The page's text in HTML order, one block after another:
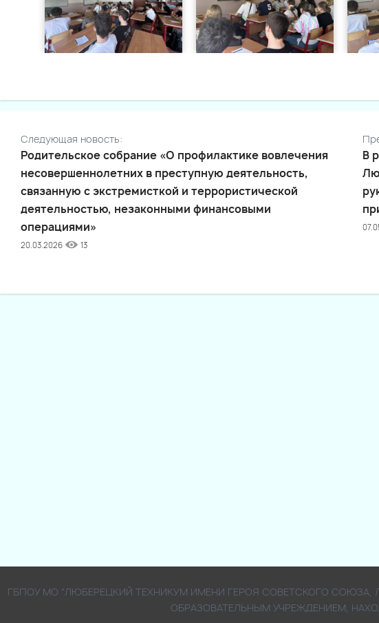
Следующая новость:
Родительское собрание «О профилактике вовлечения
несовершеннолетних в преступную деятельность,
связанную с экстремисткой и террористической
деятельностью, незаконными финансовыми
операциями»
20.03.2026 13
В
ГБПОУ МО "ЛЮБЕРЕЦКИЙ ТЕХНИКУМ ИМЕНИ ГЕРОЯ СОВЕТСКОГО
ОБРАЗОВАТЕЛЬНЫМ УЧРЕЖДЕНИЕМ,